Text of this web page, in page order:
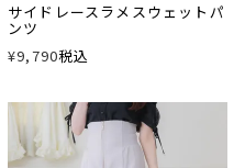
サイドレースラメスウェットパ
ンツ
¥9,790税込